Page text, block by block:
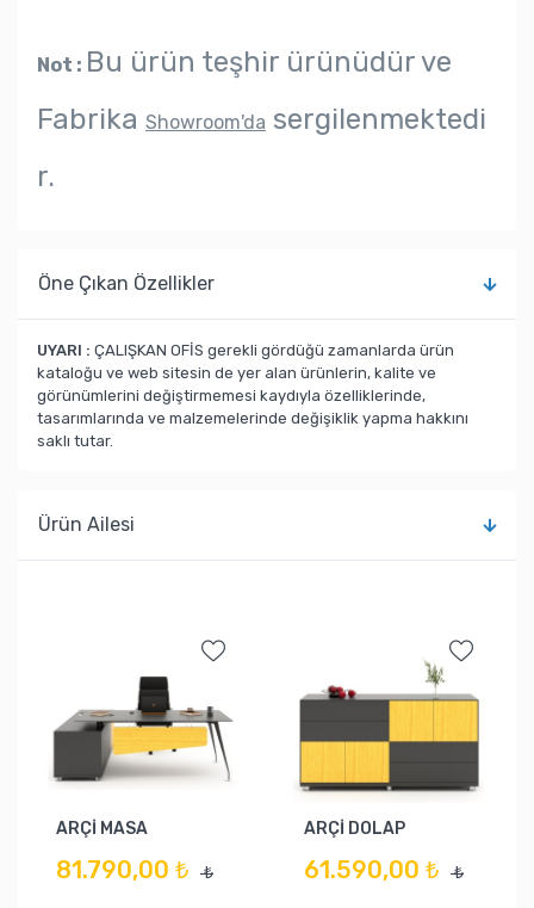
Not : Bu ürün teşhir ürünüdür ve
Fabrika Showroom'da sergilenmektedi
r.
Öne Çıkan Özellikler
UYARI : ÇALIŞKAN OFİS gerekli gördüğü zamanlarda ürün
kataloğu ve web sitesin de yer alan ürünlerin, kalite ve
görünümlerini değiştirmemesi kaydıyla özelliklerinde,
tasarımlarında ve malzemelerinde değişiklik yapma hakkını
saklı tutar.
Ürün Ailesi
ARÇİ MASA
81.790,00 ₺ ₺
ARÇİ DOLAP
61.590,00 ₺ ₺